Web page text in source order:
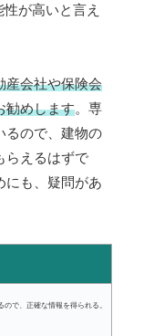
が高いと言え
産会社や保険会
勧めします。専
るので、建物の
らえるはずで
にも、疑問があ
で、正確な情報を得られる。